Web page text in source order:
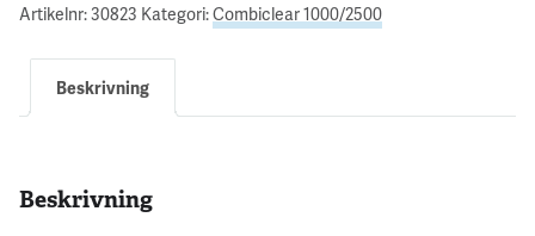
Artikelnr:30823 Kategori:Combiclear 1000/2500
Beskrivning
Beskrivning